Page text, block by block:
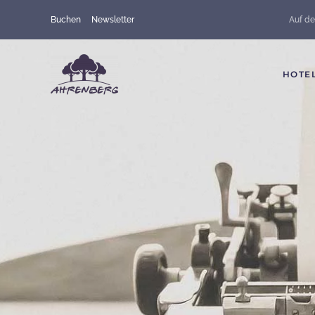
Skip to main content
Buchen Newsletter Auf